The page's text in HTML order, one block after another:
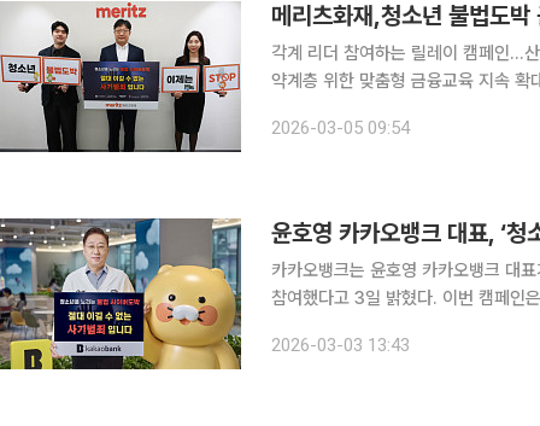
메리츠화재,청소년 불법도박
각계 리더 참여하는 릴레이 캠페인...
약계층 위한 맞춤형 금융교육 지속 확대 메리츠화재는 서울 경찰청이 주관하는 '청소년 불법도
사이버 도박의 위험성을 알리고 도박
2026-03-05 09:54
윤호영 카카오뱅크 대표, ‘청
카카오뱅크는 윤호영 카카오뱅크 대
참여했다고 3일 밝혔다. 이번 캠페인은 청소년 도박 문제의 위험성을 알리고 예방 인식을 높이기 위
을 확산하고 있다. 윤 대표
2026-03-03 13:43